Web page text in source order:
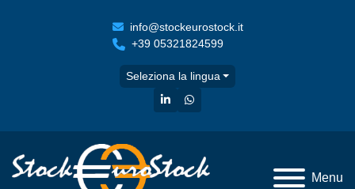
info@stockeurostock.it
+39 05321824599
Seleziona la lingua
linkedinwhatsapp
Menu